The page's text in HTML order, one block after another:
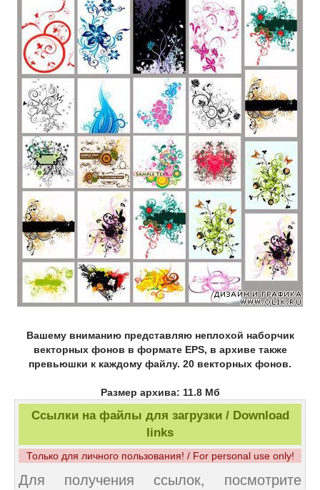
Вашему вниманию представляю неплохой наборчик
векторных фонов в формате EPS, в архиве также
превьюшки к каждому файлу. 20 векторных фонов.
Размер архива: 11.8 Мб
Ссылки на файлы для загрузки / Download
links
Только для личного пользования! / For personal use only!
Для получения ссылок, посмотрите